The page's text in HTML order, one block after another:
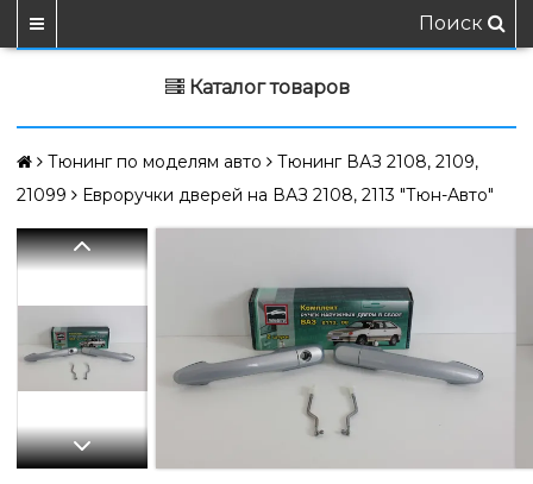
Поиск
Каталог товаров
Тюнинг по моделям авто
Тюнинг ВАЗ 2108, 2109,
21099
Евроручки дверей на ВАЗ 2108, 2113 "Тюн-Авто"